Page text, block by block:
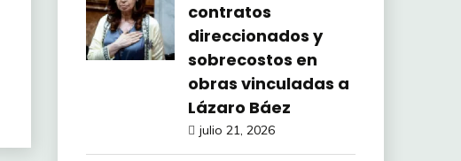
contratos
direccionados y
sobrecostos en
obras vinculadas a
Lázaro Báez
julio 21, 2026